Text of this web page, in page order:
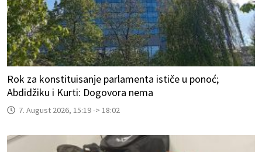
Rok za konstituisanje parlamenta ističe u ponoć;
Abdidžiku i Kurti: Dogovora nema
7. August 2026, 15:19 -> 18:02